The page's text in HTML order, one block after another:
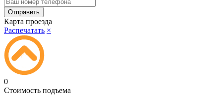
Карта проезда
Распечатать ×
0
Стоимость подъема